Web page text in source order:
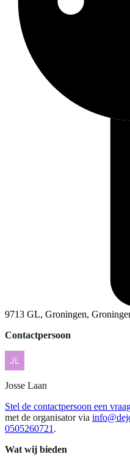
9713 GL, Groningen,
Contactpersoon
Josse Laan
Stel de contactpersoon een
met de organisator via
0505260721 .
Wat wij bieden